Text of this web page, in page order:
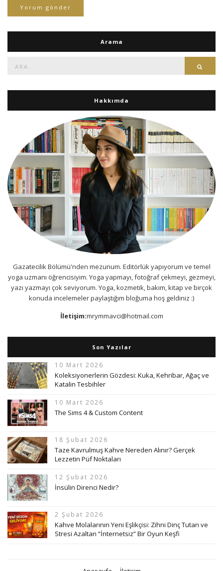
Arama
Hakkımda
Gazatecilik Bölümü'nden mezunum. Editörlük yapıyorum ve temel
yoga uzmanı öğrencisiyim. Yoga yapmayı, fotoğraf çekmeyi, gezmeyi,
yazı yazmayı çok seviyorum. Yoga, kozmetik, bakım, kitap ve birçok
konuda incelemeler paylaştığım bloğuma hoş geldiniz :)
İletişim:mrymmavci@hotmail.com
Son Yazılar
10 Mart 2026
Koleksiyonerlerin Gözdesi: Kuka, Kehribar, Ağaç ve
Katalin Tesbihler
10 Mart 2026
The Sims 4 & Custom Content
18 Şubat 2026
Taze Kavrulmuş Kahve Nereden Alınır? Gerçek
Lezzetin Püf Noktaları
12 Şubat 2026
İnsülin Direnci Nedir?
2 Şubat 2026
Kahve Molalarının Yeni Eşlikçisi: Zihni Dinç Tutan ve
Stresi Azaltan “İnternetsiz” Bir Oyun Keşfi